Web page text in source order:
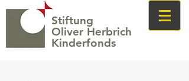
Stiftung
Oliver Herbrich
Kinderfonds